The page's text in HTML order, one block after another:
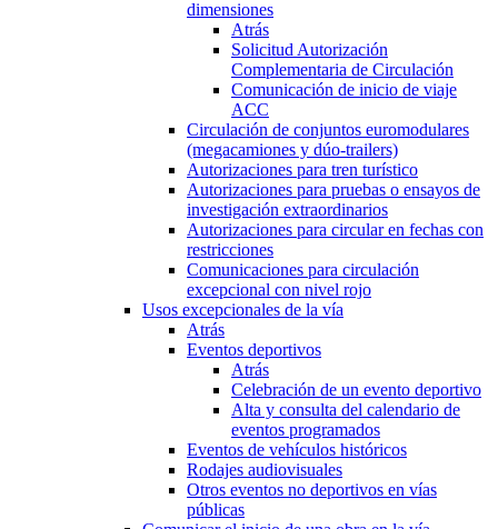
dimensiones
Atrás
Solicitud Autorización
Complementaria de Circulación
Comunicación de inicio de viaje
ACC
Circulación de conjuntos euromodulares
(megacamiones y dúo-trailers)
Autorizaciones para tren turístico
Autorizaciones para pruebas o ensayos de
investigación extraordinarios
Autorizaciones para circular en fechas con
restricciones
Comunicaciones para circulación
excepcional con nivel rojo
Usos excepcionales de la vía
Atrás
Eventos deportivos
Atrás
Celebración de un evento deportivo
Alta y consulta del calendario de
eventos programados
Eventos de vehículos históricos
Rodajes audiovisuales
Otros eventos no deportivos en vías
públicas